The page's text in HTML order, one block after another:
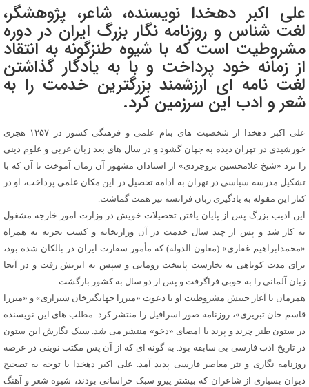
علی اکبر دهخدا نویسنده، شاعر، پژوهشگر،
لغت شناس و روزنامه نگار بزرگ ایران در دوره
مشروطیت است که با شیوه طنزگونه به انتقاد
از زمانه خود پرداخت و با به یادگار گذاشتن
لغت نامه ای ارزشمند بزرگترین خدمت را به
شعر و ادب این سرزمین کرد.
علی اکبر دهخدا از شخصیت های بنام علمی و فرهنگی کشور در ۱۲۵۷ هجری
خورشیدی در تهران دیده به جهان گشود و در سال های بعد زبان عربی و علوم دینی
را نزد «شیخ غلامحسین بروجردی» از استادان مشهور آن زمان آموخت تا آن که با
تشکیل مدرسه سیاسی در تهران به ادامه تحصیل در این مکان علمی پرداخت، او در
کنار این مقوله به یادگیری زبان فرانسه نیز همت گماشت.
این ادیب بزرگ پس از پایان یافتن تحصیلات خویش در وزارت امور خارجه مشغول
به کار شد و پس از چند سال خدمت در آن وزارتخانه و کسب تجربه به همراه
«محمدابراهیم غفاری» (معاون الدوله) که مأمور سفارت ایران در بالکان شده بود،
برای مدت کوتاهی به بخارست پایتخت رومانی و سپس به اتریش رفت و در آنجا
زبان آلمانی را به خوبی فراگرفت و پس از دو سال به کشور بازگشت.
همزمان با آغاز جنبش مشروطیت او با دعوت «میرزا جهانگیرخان شیرازی» و «میرزا
قاسم خان تبریزی»، روزنامه صور اسرافیل را منتشر کرد. مطلب های این نویسنده
در ستون طنز چرند و پرند با امضای «دخو» منتشر می شد. سبک نگارش این ستون
در تاریخ ادب فارسی بی سابقه بود. به گونه ای که از آن پس مکتب نوینی در عرصه
روزنامه نگاری و نثر معاصر فارسی پدید آمد. علی اکبر دهخدا با توجه به تصحیح
دیوان بسیاری از شاعران که بیشتر پیرو سبک خراسانی بودند، شیوه شعر و آهنگ